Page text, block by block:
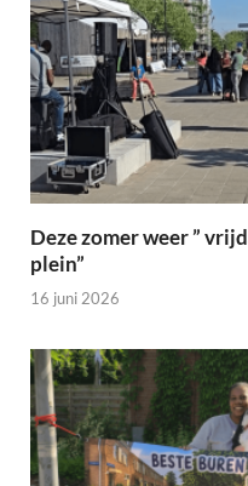
Deze zomer weer ”
plein”
16 juni 2026